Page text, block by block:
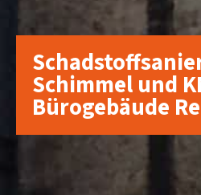
Schimmel und
Bürogebäude